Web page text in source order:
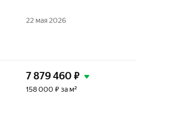
22 мая 2026
7 879 460 ₽
158 000 ₽ за м²